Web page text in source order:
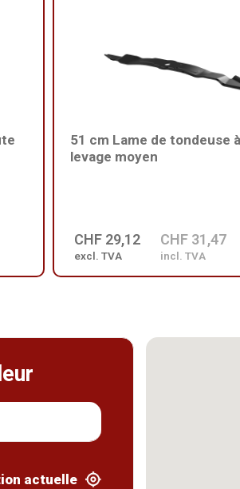
51 cm Lame de tondeuse à
levage moyen
CHF 29,12
excl. TVA
CHF 31,47
incl. TVA
actuelle